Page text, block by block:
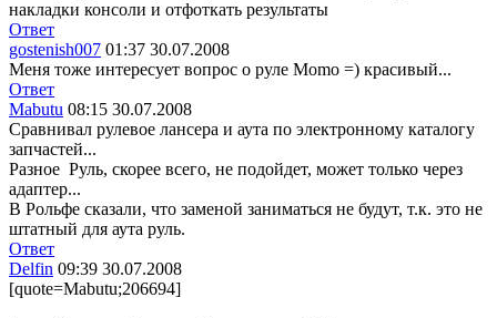
накладки консоли и отфоткать результаты
Ответ
gostenish007 01:37 30.07.2008
Меня тоже интересует вопрос о руле Mоmо =) красивый...
Ответ
Mabutu 08:15 30.07.2008
Сравнивал рулевое лансера и аута по электронному каталогу
запчастей...
Разное Руль, скорее всего, не подойдет, может только через
адаптер...
В Рольфе сказали, что заменой заниматься не будут, т.к. это не
штатный для аута руль.
Ответ
Delfin 09:39 30.07.2008
[quote=Mabutu;206694]